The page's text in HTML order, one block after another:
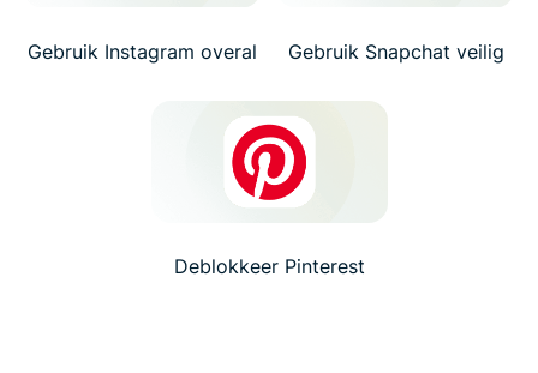
Gebruik Instagram overal Gebruik Snapchat veilig
Deblokkeer Pinterest